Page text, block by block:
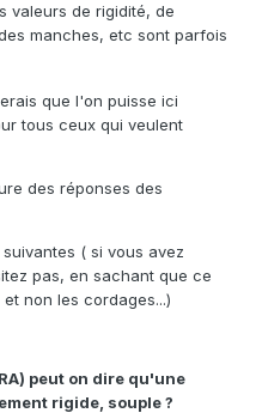
valeurs de rigidité, de
manches, etc sont parfois
que l'on puisse ici
tous ceux qui veulent
des réponses des
( si vous avez
pas, en sachant que ce
non les cordages...)
peut on dire qu'une
rigide, souple ?